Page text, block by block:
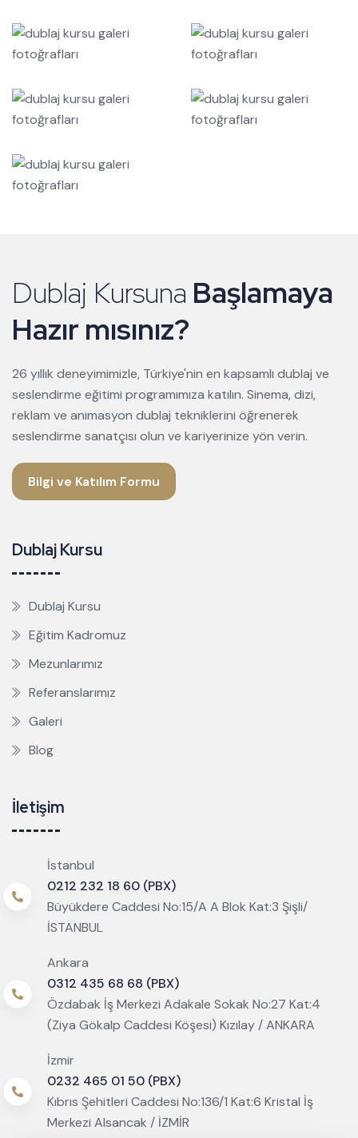
Dublaj Kursuna Başlamaya
Hazır mısınız?
26 yıllık deneyimimizle, Türkiye'nin en kapsamlı dublaj ve
seslendirme eğitimi programımıza katılın. Sinema, dizi,
reklam ve animasyon dublaj tekniklerini öğrenerek
seslendirme sanatçısı olun ve kariyerinize yön verin.
Bilgi ve Katılım Formu
Dublaj Kursu
Dublaj Kursu
Eğitim Kadromuz
Mezunlarımız
Referanslarımız
Galeri
Blog
İletişim
İstanbul
0212 232 18 60 (PBX)
Büyükdere Caddesi No:15/A A Blok Kat:3 Şişli/
İSTANBUL
Ankara
0312 435 68 68 (PBX)
Özdabak İş Merkezi Adakale Sokak No:27 Kat:4
(Ziya Gökalp Caddesi Köşesi) Kızılay / ANKARA
İzmir
0232 465 01 50 (PBX)
Kıbrıs Şehitleri Caddesi No:136/1 Kat:6 Kristal İş
Merkezi Alsancak / İZMİR